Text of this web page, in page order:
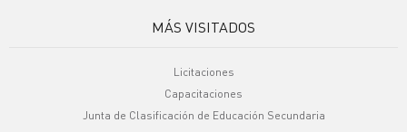
MÁS VISITADOS
Licitaciones
Capacitaciones
Junta de Clasificación de Educación Secundaria